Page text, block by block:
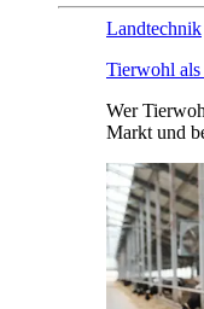
Landtechnik
Tierwohl
Wer
Markt und